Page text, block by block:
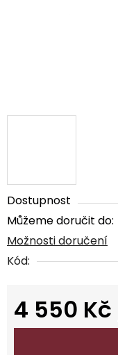
Dostupnost
Můžeme doručit do:
Možnosti doručení
Kód:
4 550 Kč
Měrná cena: